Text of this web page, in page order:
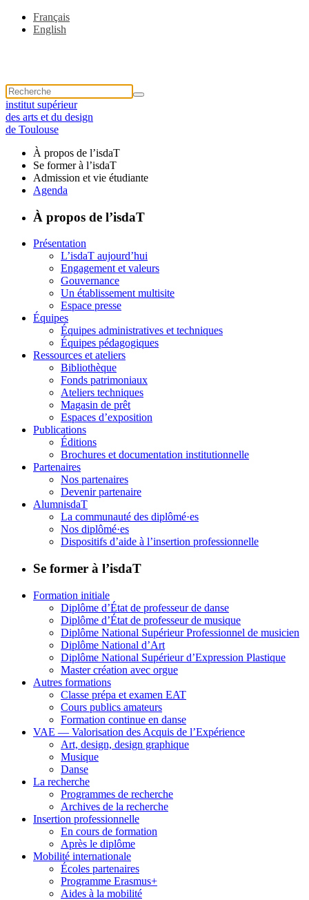
Français
English
institut supérieur
des arts et du design
de Toulouse
À propos de l’isdaT
Se former à l’isdaT
Admission et vie étudiante
Agenda
À propos de l’isdaT
Présentation
L’isdaT aujourd’hui
Engagement et valeurs
Gouvernance
Un établissement multisite
Espace presse
Équipes
Équipes administratives et techniques
Équipes pédagogiques
Ressources et ateliers
Bibliothèque
Fonds patrimoniaux
Ateliers techniques
Magasin de prêt
Espaces d’exposition
Publications
Éditions
Brochures et documentation institutionnelle
Partenaires
Nos partenaires
Devenir partenaire
AlumnisdaT
La communauté des diplômé·es
Nos diplômé·es
Dispositifs d’aide à l’insertion professionnelle
Se former à l’isdaT
Formation initiale
Diplôme d’État de professeur de danse
Diplôme d’État de professeur de musique
Diplôme National Supérieur Professionnel de musicien
Diplôme National d’Art
Diplôme National Supérieur d’Expression Plastique
Master création avec orgue
Autres formations
Classe prépa et examen EAT
Cours publics amateurs
Formation continue en danse
VAE — Valorisation des Acquis de l’Expérience
Art, design, design graphique
Musique
Danse
La recherche
Programmes de recherche
Archives de la recherche
Insertion professionnelle
En cours de formation
Après le diplôme
Mobilité internationale
Écoles partenaires
Programme Erasmus+
Aides à la mobilité